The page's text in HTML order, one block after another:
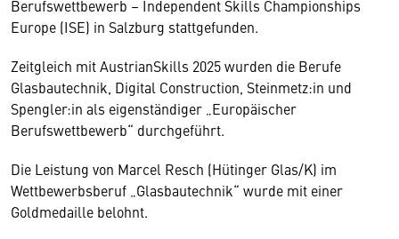
Berufswettbewerb – Independent Skills Championships
Europe (ISE) in Salzburg stattgefunden.
Zeitgleich mit AustrianSkills 2025 wurden die Berufe
Glasbautechnik, Digital Construction, Steinmetz:in und
Spengler:in als eigenständiger „Europäischer
Berufswettbewerb“ durchgeführt.
Die Leistung von Marcel Resch (Hütinger Glas/K) im
Wettbewerbsberuf „Glasbautechnik“ wurde mit einer
Goldmedaille belohnt.